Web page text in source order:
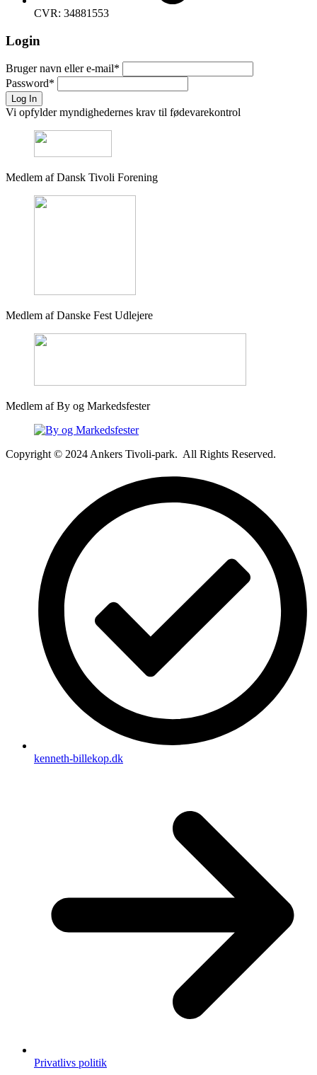
CVR: 34881553
Login
Bruger navn eller e-mail*
Password*
Log In
Vi opfylder myndighedernes krav til fødevarekontrol
Medlem af Dansk Tivoli Forening
Medlem af Danske Fest Udlejere
Medlem af By og Markedsfester
Copyright © 2024 Ankers Tivoli-park. All Rights Reserved.
kenneth-billekop.dk
Privatlivs politik